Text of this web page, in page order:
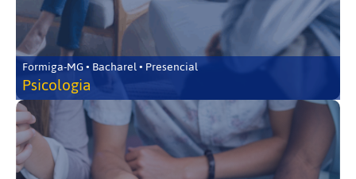
Formiga-MG • Bacharel • Presencial
Psicologia